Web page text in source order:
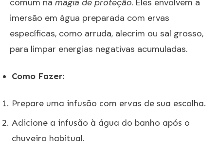
imersão em água preparada com ervas
específicas, como arruda, alecrim ou sal grosso,
para limpar energias negativas acumuladas.
Como Fazer:
Prepare uma infusão com ervas de sua escolha.
Adicione a infusão à água do banho após o
chuveiro habitual.